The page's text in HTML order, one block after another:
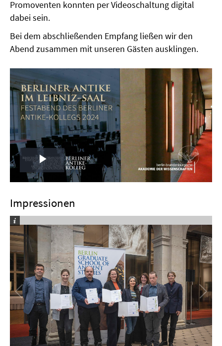
Promoventen konnten per Videoschaltung digital
dabei sein.
Bei dem abschließenden Empfang ließen wir den
Abend zusammen mit unseren Gästen ausklingen.
Play
Impressionen